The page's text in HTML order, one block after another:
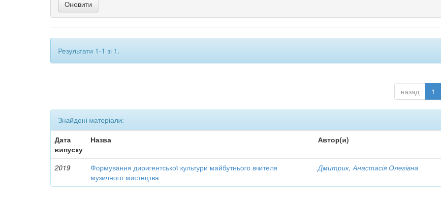
Результати 1-1 зі 1.
назад 1
Знайдені матеріали:
Дата
випуску
Назва Автор(и)
2019
Формування диригентської культури майбутнього вчителя
музичного мистецтва
Дмитрик, Анастасія Олегівна